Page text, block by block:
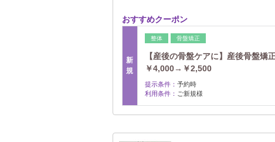
おすすめクーポン
新
規
整体 骨盤矯正
【産後の骨盤ケアに】産後骨盤矯
￥4,000→￥2,500
提示条件： 予約時
利用条件： ご新規様